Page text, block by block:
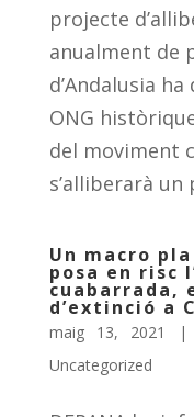
projecte
anualment de
d’Andalusia
ONG
del moviment
s’alliberarà un
Un macro
posa en risc
cuabarrada,
d’extinció a
maig 13, 2021 |
Uncategorized